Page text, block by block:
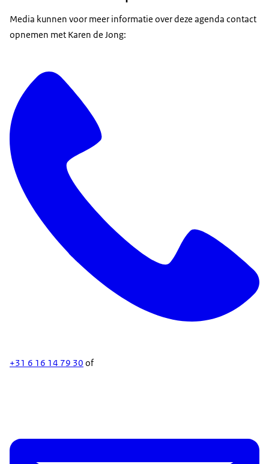
Media kunnen voor meer informatie over deze agenda contact
opnemen met Karen de Jong:
+31 6 16 14 79 30 of